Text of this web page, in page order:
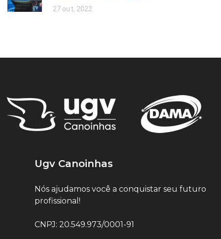
27 out, 2022
Ugv Canoinhas
Nós ajudamos você a conquistar seu futuro
profissional!
CNPJ: 20.549.973/0001-91